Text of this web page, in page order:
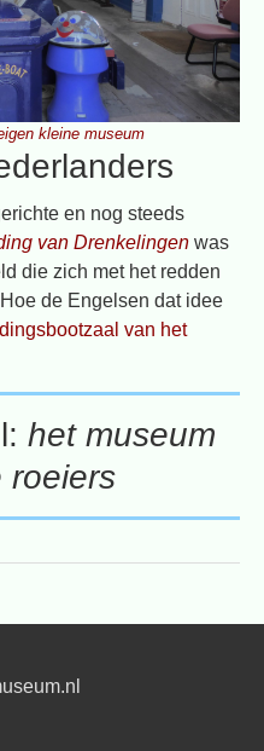
kleine museum
en nog steeds
van Drenkelingen was
die zich met het redden
de Engelsen dat idee
van het
het museum
roeiers